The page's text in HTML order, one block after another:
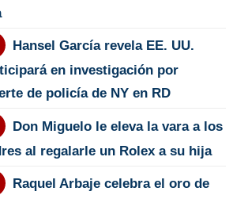
Hansel García revela EE. UU.
en investigación por
de policía de NY en RD
Don Miguelo le eleva la vara a los
al regalarle un Rolex a su hija
Raquel Arbaje celebra el oro de